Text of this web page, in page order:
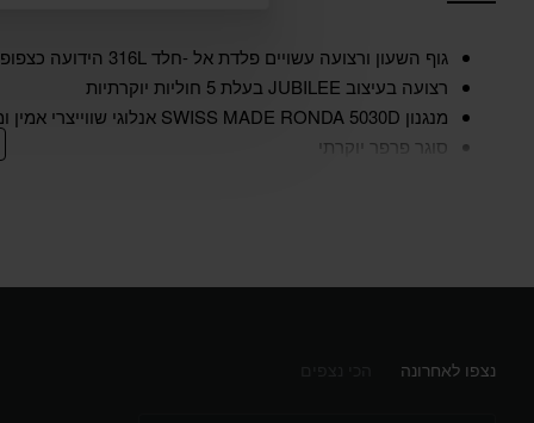
גוף השעון ורצועה עשויים פלדת אל -חלד 316L הידועה כצפופה עמידה במיוחד ואנטי אלרגנית
רצועה בעיצוב JUBILEE בעלת 5 חוליות יוקרתיות
מנגנון SWISS MADE RONDA 5030D אנלוגי שווייצרי אמין ומדויק
סוגר פרפר יוקרתי
24 חודשי אחריות – על ידיי שעוני עדי קבוצת יבנה – יבואן רשמי
נצפו לאחרונה